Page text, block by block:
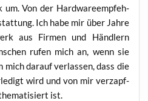
um. Von der Hard­ware­emp­feh­
Ich habe mir über Jah­re
aus Fir­men und Händ­lern
rufen mich an, wenn sie
mich dar­auf ver­las­sen, dass die
wird und von mir ver­zapf­
ist.